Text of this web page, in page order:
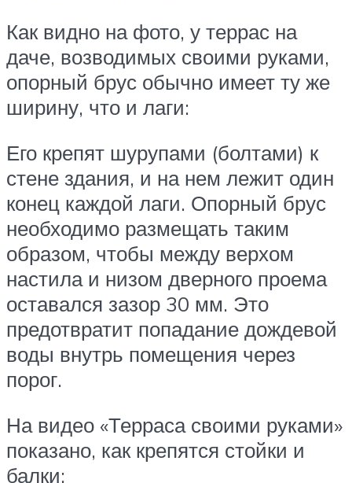
Как видно на фото, у террас на
даче, возводимых своими руками,
опорный брус обычно имеет ту же
ширину, что и лаги:
Его крепят шурупами (болтами) к
стене здания, и на нем лежит один
конец каждой лаги. Опорный брус
необходимо размещать таким
образом, чтобы между верхом
настила и низом дверного проема
оставался зазор 30 мм. Это
предотвратит попадание дождевой
воды внутрь помещения через
порог.
На видео «Терраса своими руками»
показано, как крепятся стойки и
балки: